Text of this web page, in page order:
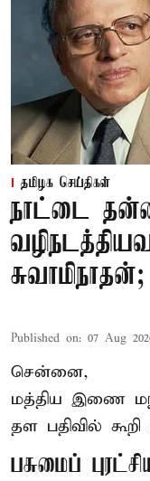
தமிழக செய்திகள்
நாட்டை
Published on: 07 Aug
சென்னை,
மத்திய இணை
தள பதிவில் கூறி
பசுமைப்